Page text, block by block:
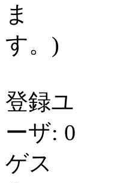
ま
す。)
登録ユ
ーザ: 0
ゲス